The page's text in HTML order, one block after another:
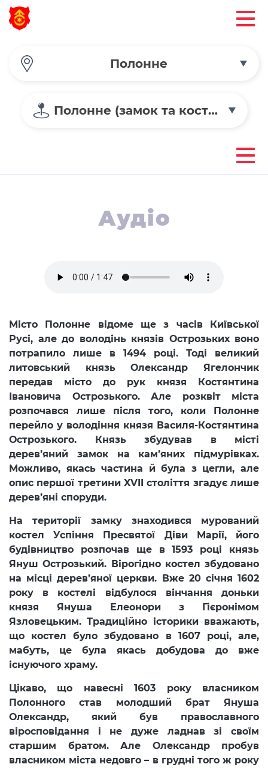
Полонне
Полонне (замок та костел)
Аудіо
Місто Полонне відоме ще з часів Київської
Русі, але до володінь князів Острозьких воно
потрапило лише в 1494 році. Тоді великий
литовський князь Олександр Ягелончик
передав місто до рук князя Костянтина
Івановича Острозького. Але розквіт міста
розпочався лише після того, коли Полонне
перейло у володіння князя Василя-Костянтина
Острозького. Князь збудував в місті
дерев’яний замок на кам’яних підмурівках.
Можливо, якась частина й була з цегли, але
опис першої третини XVII століття згадує лише
дерев’яні споруди.
На території замку знаходився мурований
костел Успіння Пресвятої Діви Марії, його
будівництво розпочав ще в 1593 році князь
Януш Острозький. Вірогідно костел збудовано
на місці дерев’яної церкви. Вже 20 січня 1602
року в костелі відбулося вінчання доньки
князя Януша Елеонори з Гієронімом
Язловецьким. Традиційно історики вважають,
що костел було збудовано в 1607 році, але,
мабуть, це була якась добудова до вже
існуючого храму.
Цікаво, що навесні 1603 року власником
Полонного став молодший брат Януша
Олександр, який був православного
віросповідання і не дуже ладнав зі своїм
старшим братом. Але Олександр пробув
власником міста недовго – в грудні того ж року